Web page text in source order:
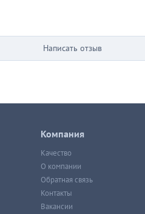
Написать отзыв
Компания
Качество
О компании
Обратная связь
Контакты
Вакансии